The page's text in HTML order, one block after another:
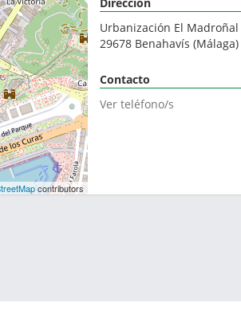
contributors
Urbanización El Madroñal
29678 Benahavís (Málaga)
Contacto
Ver teléfono/s